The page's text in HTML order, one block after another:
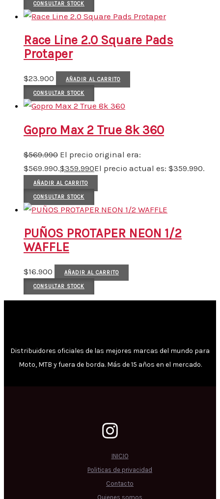
CONSULTAR STOCK
Race Line 2.0 Square Pads
Protaper
$23.900 AÑADIR AL CARRITO
CONSULTAR STOCK
Gopro Max 2 True 8k 360
$569.990 El precio original era:
$569.990.$359.990El precio actual es: $359.990.
AÑADIR AL CARRITO
CONSULTAR STOCK
PUÑOS PROTAPER NEON 1/2
WAFFLE
$16.900 AÑADIR AL CARRITO
CONSULTAR STOCK
Distribuidores oficiales de las mejores marcas del mundo para
Moto, MTB y fuera de borda. Más de 15 años en el mercado.
INICIO
Politicas de privacidad
Contacto
Quienes somos